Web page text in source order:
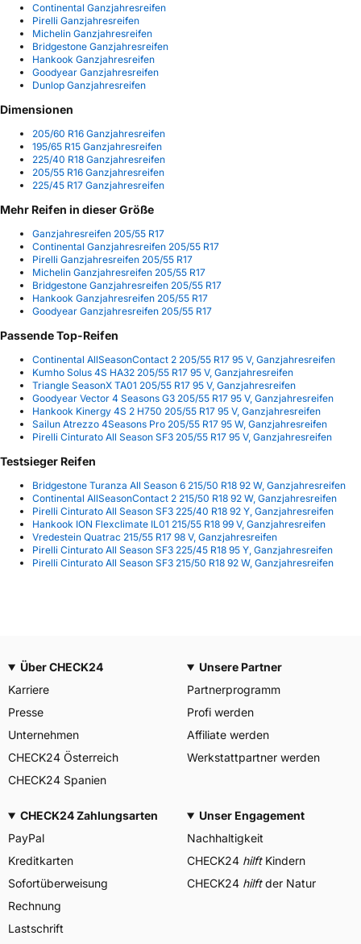
Continental Ganzjahresreifen
Pirelli Ganzjahresreifen
Michelin Ganzjahresreifen
Bridgestone Ganzjahresreifen
Hankook Ganzjahresreifen
Goodyear Ganzjahresreifen
Dunlop Ganzjahresreifen
Dimensionen
205/60 R16 Ganzjahresreifen
195/65 R15 Ganzjahresreifen
225/40 R18 Ganzjahresreifen
205/55 R16 Ganzjahresreifen
225/45 R17 Ganzjahresreifen
Mehr Reifen in dieser Größe
Ganzjahresreifen 205/55 R17
Continental Ganzjahresreifen 205/55 R17
Pirelli Ganzjahresreifen 205/55 R17
Michelin Ganzjahresreifen 205/55 R17
Bridgestone Ganzjahresreifen 205/55 R17
Hankook Ganzjahresreifen 205/55 R17
Goodyear Ganzjahresreifen 205/55 R17
Passende Top-Reifen
Continental AllSeasonContact 2 205/55 R17 95 V, Ganzjahresreifen
Kumho Solus 4S HA32 205/55 R17 95 V, Ganzjahresreifen
Triangle SeasonX TA01 205/55 R17 95 V, Ganzjahresreifen
Goodyear Vector 4 Seasons G3 205/55 R17 95 V, Ganzjahresreifen
Hankook Kinergy 4S 2 H750 205/55 R17 95 V, Ganzjahresreifen
Sailun Atrezzo 4Seasons Pro 205/55 R17 95 W, Ganzjahresreifen
Pirelli Cinturato All Season SF3 205/55 R17 95 V, Ganzjahresreifen
Testsieger Reifen
Bridgestone Turanza All Season 6 215/50 R18 92 W, Ganzjahresreifen
Continental AllSeasonContact 2 215/50 R18 92 W, Ganzjahresreifen
Pirelli Cinturato All Season SF3 225/40 R18 92 Y, Ganzjahresreifen
Hankook ION Flexclimate IL01 215/55 R18 99 V, Ganzjahresreifen
Vredestein Quatrac 215/55 R17 98 V, Ganzjahresreifen
Pirelli Cinturato All Season SF3 225/45 R18 95 Y, Ganzjahresreifen
Pirelli Cinturato All Season SF3 215/50 R18 92 W, Ganzjahresreifen
Über CHECK24
Karriere
Presse
Unternehmen
CHECK24 Österreich
CHECK24 Spanien
Unsere Partner
Partnerprogramm
Profi werden
Affiliate werden
Werkstattpartner werden
CHECK24 Zahlungsarten
PayPal
Kreditkarten
Sofortüberweisung
Rechnung
Lastschrift
Unser Engagement
Nachhaltigkeit
CHECK24 hilftKindern
CHECK24 hilftder Natur